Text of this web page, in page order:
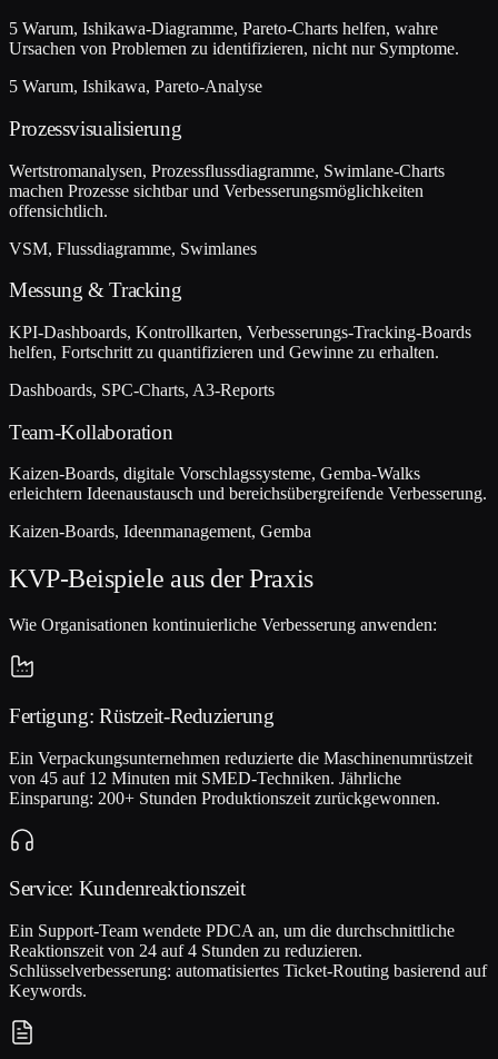
5 Warum, Ishikawa-Diagramme, Pareto-Charts helfen, wahre
Ursachen von Problemen zu identifizieren, nicht nur Symptome.
5 Warum, Ishikawa, Pareto-Analyse
Prozessvisualisierung
Wertstromanalysen, Prozessflussdiagramme, Swimlane-Charts
machen Prozesse sichtbar und Verbesserungsmöglichkeiten
offensichtlich.
VSM, Flussdiagramme, Swimlanes
Messung & Tracking
KPI-Dashboards, Kontrollkarten, Verbesserungs-Tracking-Boards
helfen, Fortschritt zu quantifizieren und Gewinne zu erhalten.
Dashboards, SPC-Charts, A3-Reports
Team-Kollaboration
Kaizen-Boards, digitale Vorschlagssysteme, Gemba-Walks
erleichtern Ideenaustausch und bereichsübergreifende Verbesserung.
Kaizen-Boards, Ideenmanagement, Gemba
KVP-Beispiele aus der Praxis
Wie Organisationen kontinuierliche Verbesserung anwenden:
Fertigung: Rüstzeit-Reduzierung
Ein Verpackungsunternehmen reduzierte die Maschinenumrüstzeit
von 45 auf 12 Minuten mit SMED-Techniken. Jährliche
Einsparung: 200+ Stunden Produktionszeit zurückgewonnen.
Service: Kundenreaktionszeit
Ein Support-Team wendete PDCA an, um die durchschnittliche
Reaktionszeit von 24 auf 4 Stunden zu reduzieren.
Schlüsselverbesserung: automatisiertes Ticket-Routing basierend auf
Keywords.